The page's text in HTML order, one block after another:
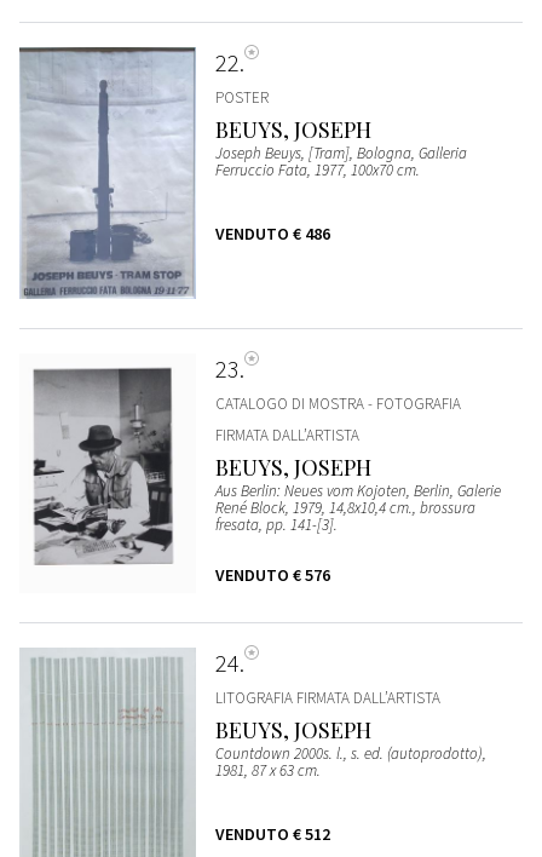
22
POSTER
BEUYS, JOSEPH
Joseph Beuys, [Tram], Bologna, Galleria
Ferruccio Fata, 1977, 100x70 cm.
VENDUTO € 486
23
CATALOGO DI MOSTRA - FOTOGRAFIA
FIRMATA DALL’ARTISTA
BEUYS, JOSEPH
Aus Berlin: Neues vom Kojoten, Berlin, Galerie
René Block, 1979, 14,8x10,4 cm., brossura
fresata, pp. 141-[3].
VENDUTO € 576
24
LITOGRAFIA FIRMATA DALL’ARTISTA
BEUYS, JOSEPH
Countdown 2000s. l., s. ed. (autoprodotto),
1981, 87 x 63 cm.
VENDUTO € 512